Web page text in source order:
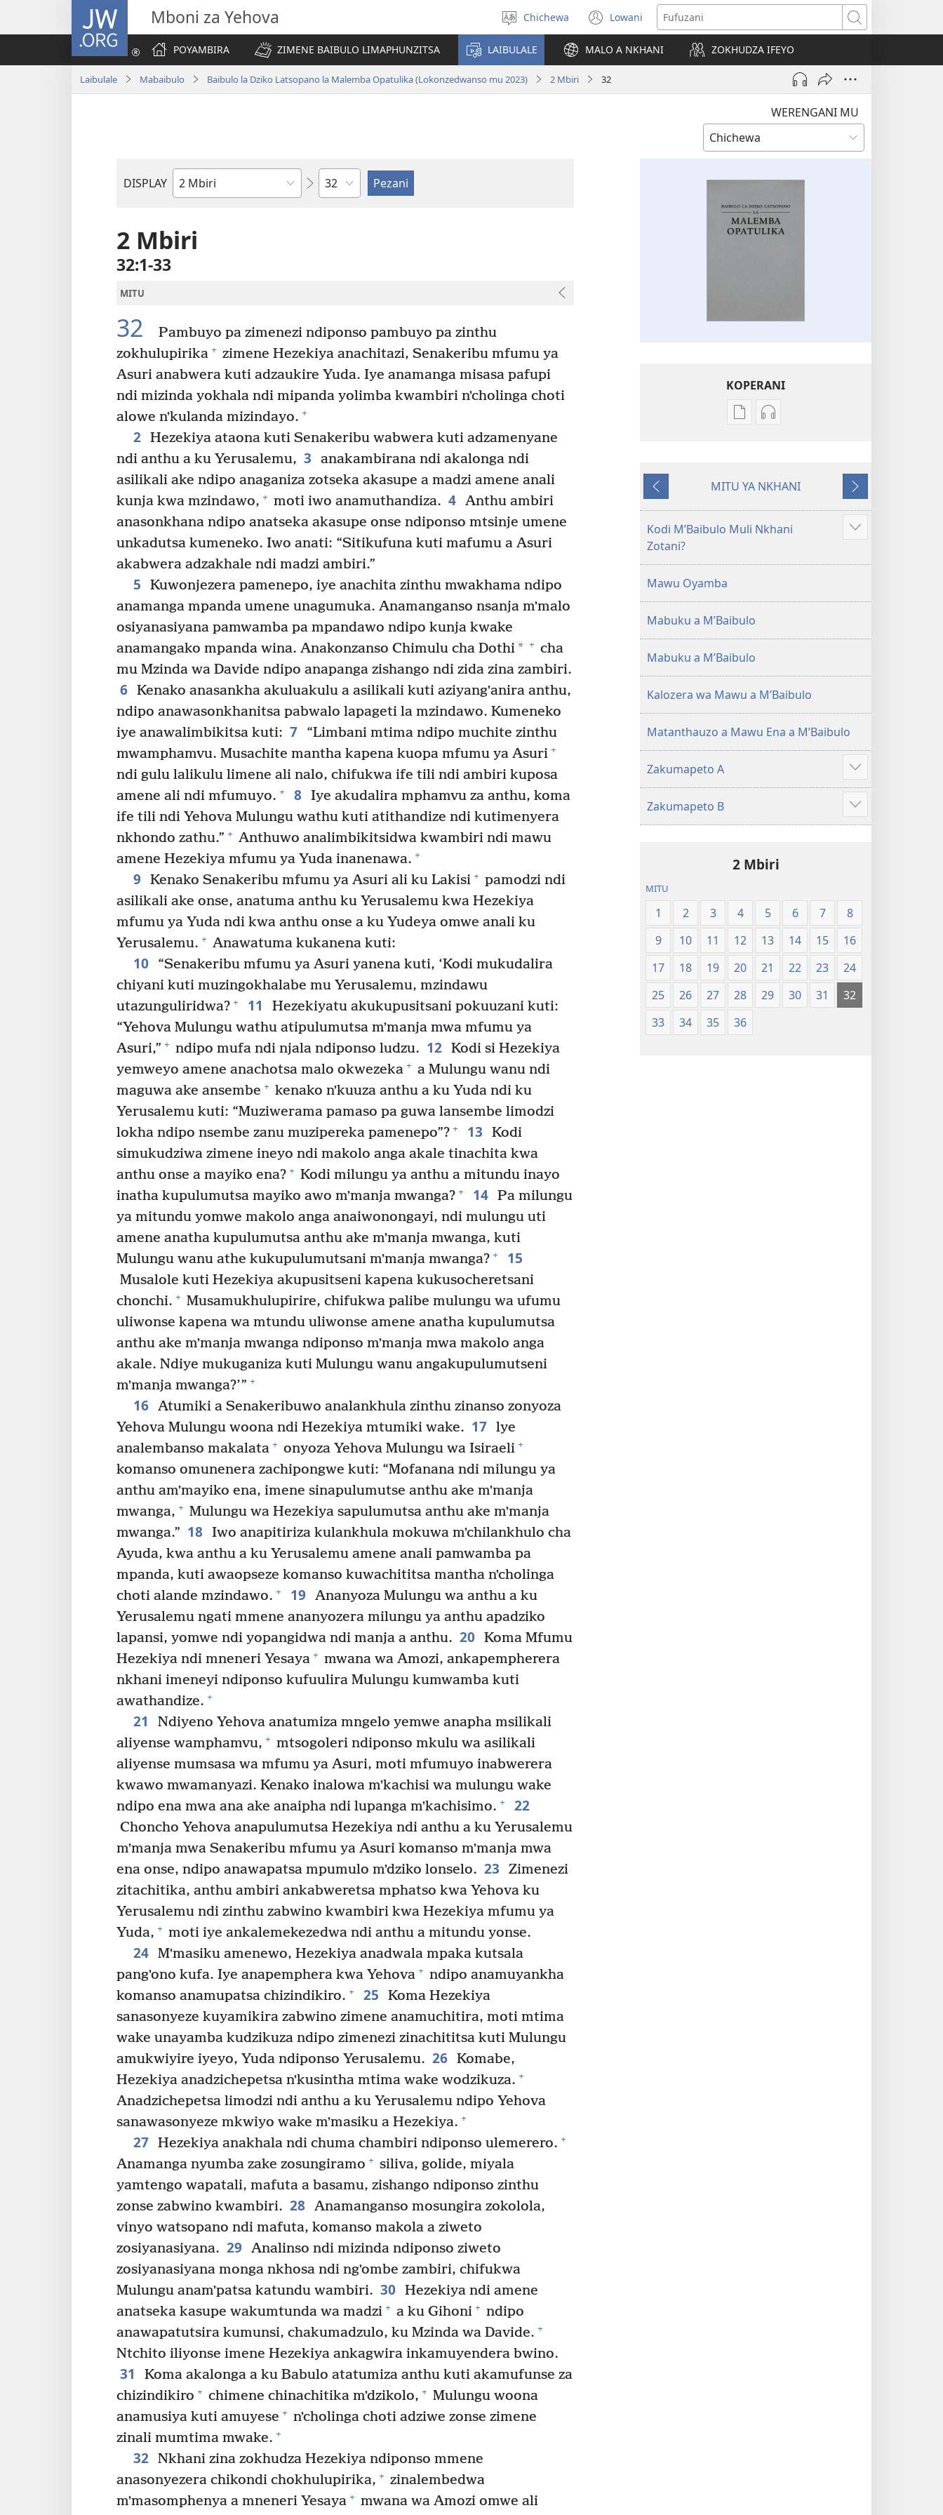
JW.ORG Mboni za Yehova
Sankhani
chinenero
Chichewa Lowani
(imatsegula
tsamba
lina)
Fufuzani
POYAMBIRA
ZIMENE BAIBULO LIMAPHUNZITSA LAIBULALE MALO A NKHANI ZOKHUDZA IFEYO
Laibulale Mabaibulo Baibulo la Dziko Latsopano la Malemba Opatulika (Lokonzedwanso mu 2023) 2 Mbiri 32
WERENGANI MU
DISPLAY
Buku
M'Baibulo
Chaputala
2 Mbiri
32:1-33
MITU
32
Pambuyo pa zimenezi ndiponso pambuyo pa zinthu
zokhulupirika + zimene Hezekiya anachitazi, Senakeribu mfumu ya
Asuri anabwera kuti adzaukire Yuda. Iye anamanga misasa pafupi
ndi mizinda yokhala ndi mipanda yolimba kwambiri nʼcholinga choti
alowe nʼkulanda mizindayo. +
2 Hezekiya ataona kuti Senakeribu wabwera kuti adzamenyane
ndi anthu a ku Yerusalemu, 3
anakambirana ndi akalonga ndi
asilikali ake ndipo anaganiza zotseka akasupe a madzi amene anali
kunja kwa mzindawo, + moti iwo anamuthandiza. 4 Anthu ambiri
anasonkhana ndipo anatseka akasupe onse ndiponso mtsinje umene
unkadutsa kumeneko. Iwo anati: “Sitikufuna kuti mafumu a Asuri
akabwera adzakhale ndi madzi ambiri.”
5
Kuwonjezera pamenepo, iye anachita zinthu mwakhama ndipo
anamanga mpanda umene unagumuka. Anamanganso nsanja mʼmalo
osiyanasiyana pamwamba pa mpandawo ndipo kunja kwake
anamangako mpanda wina. Anakonzanso Chimulu cha Dothi* + cha
mu Mzinda wa Davide ndipo anapanga zishango ndi zida zina zambiri.
6 Kenako anasankha akuluakulu a asilikali kuti aziyangʼanira anthu,
ndipo anawasonkhanitsa pabwalo lapageti la mzindawo. Kumeneko
iye anawalimbikitsa kuti: 7
“Limbani mtima ndipo muchite zinthu
mwamphamvu. Musachite mantha kapena kuopa mfumu ya Asuri +
ndi gulu lalikulu limene ali nalo, chifukwa ife tili ndi ambiri kuposa
amene ali ndi mfumuyo. + 8 Iye akudalira mphamvu za anthu, koma
ife tili ndi Yehova Mulungu wathu kuti atithandize ndi kutimenyera
nkhondo zathu.” + Anthuwo analimbikitsidwa kwambiri ndi mawu
amene Hezekiya mfumu ya Yuda inanenawa. +
9 Kenako Senakeribu mfumu ya Asuri ali ku Lakisi + pamodzi ndi
asilikali ake onse, anatuma anthu ku Yerusalemu kwa Hezekiya
mfumu ya Yuda ndi kwa anthu onse a ku Yudeya omwe anali ku
Yerusalemu. + Anawatuma kukanena kuti:
10
“Senakeribu mfumu ya Asuri yanena kuti, ‘Kodi mukudalira
chiyani kuti muzingokhalabe mu Yerusalemu, mzindawu
utazunguliridwa? + 11
Hezekiyatu akukupusitsani pokuuzani kuti:
“Yehova Mulungu wathu atipulumutsa mʼmanja mwa mfumu ya
Asuri,” + ndipo mufa ndi njala ndiponso ludzu. 12 Kodi si Hezekiya
yemweyo amene anachotsa malo okwezeka + a Mulungu wanu ndi
maguwa ake ansembe + kenako nʼkuuza anthu a ku Yuda ndi ku
Yerusalemu kuti: “Muziwerama pamaso pa guwa lansembe limodzi
lokha ndipo nsembe zanu muzipereka pamenepo”? + 13
Kodi
simukudziwa zimene ineyo ndi makolo anga akale tinachita kwa
anthu onse a mayiko ena? + Kodi milungu ya anthu a mitundu inayo
inatha kupulumutsa mayiko awo mʼmanja mwanga? + 14 Pa milungu
ya mitundu yomwe makolo anga anaiwonongayi, ndi mulungu uti
amene anatha kupulumutsa anthu ake mʼmanja mwanga, kuti
Mulungu wanu athe kukupulumutsani mʼmanja mwanga? + 15
Musalole kuti Hezekiya akupusitseni kapena kukusocheretsani
chonchi. + Musamukhulupirire, chifukwa palibe mulungu wa ufumu
uliwonse kapena wa mtundu uliwonse amene anatha kupulumutsa
anthu ake mʼmanja mwanga ndiponso mʼmanja mwa makolo anga
akale. Ndiye mukuganiza kuti Mulungu wanu angakupulumutseni
mʼmanja mwanga?’” +
16 Atumiki a Senakeribuwo analankhula zinthu zinanso zonyoza
Yehova Mulungu woona ndi Hezekiya mtumiki wake. 17 lye
analembanso makalata + onyoza Yehova Mulungu wa Isiraeli +
komanso omunenera zachipongwe kuti: “Mofanana ndi milungu ya
anthu amʼmayiko ena, imene sinapulumutse anthu ake mʼmanja
mwanga, + Mulungu wa Hezekiya sapulumutsa anthu ake mʼmanja
mwanga.” 18 Iwo anapitiriza kulankhula mokuwa mʼchilankhulo cha
Ayuda, kwa anthu a ku Yerusalemu amene anali pamwamba pa
mpanda, kuti awaopseze komanso kuwachititsa mantha nʼcholinga
choti alande mzindawo. + 19 Ananyoza Mulungu wa anthu a ku
Yerusalemu ngati mmene ananyozera milungu ya anthu apadziko
lapansi, yomwe ndi yopangidwa ndi manja a anthu. 20 Koma Mfumu
Hezekiya ndi mneneri Yesaya + mwana wa Amozi, ankapempherera
nkhani imeneyi ndiponso kufuulira Mulungu kumwamba kuti
awathandize. +
21
Ndiyeno Yehova anatumiza mngelo yemwe anapha msilikali
aliyense wamphamvu, + mtsogoleri ndiponso mkulu wa asilikali
aliyense mumsasa wa mfumu ya Asuri, moti mfumuyo inabwerera
kwawo mwamanyazi. Kenako inalowa mʼkachisi wa mulungu wake
ndipo ena mwa ana ake anaipha ndi lupanga mʼkachisimo. + 22
Choncho Yehova anapulumutsa Hezekiya ndi anthu a ku Yerusalemu
mʼmanja mwa Senakeribu mfumu ya Asuri komanso mʼmanja mwa
ena onse, ndipo anawapatsa mpumulo mʼdziko lonselo. 23
Zimenezi
zitachitika, anthu ambiri ankabweretsa mphatso kwa Yehova ku
Yerusalemu ndi zinthu zabwino kwambiri kwa Hezekiya mfumu ya
Yuda, + moti iye ankalemekezedwa ndi anthu a mitundu yonse.
24 Mʼmasiku amenewo, Hezekiya anadwala mpaka kutsala
pangʼono kufa. Iye anapemphera kwa Yehova + ndipo anamuyankha
komanso anamupatsa chizindikiro. + 25
Koma Hezekiya
sanasonyeze kuyamikira zabwino zimene anamuchitira, moti mtima
wake unayamba kudzikuza ndipo zimenezi zinachititsa kuti Mulungu
amukwiyire iyeyo, Yuda ndiponso Yerusalemu. 26 Komabe,
Hezekiya anadzichepetsa nʼkusintha mtima wake wodzikuza. +
Anadzichepetsa limodzi ndi anthu a ku Yerusalemu ndipo Yehova
sanawasonyeze mkwiyo wake mʼmasiku a Hezekiya. +
27 Hezekiya anakhala ndi chuma chambiri ndiponso ulemerero. +
Anamanga nyumba zake zosungiramo + siliva, golide, miyala
yamtengo wapatali, mafuta a basamu, zishango ndiponso zinthu
zonse zabwino kwambiri. 28 Anamanganso mosungira zokolola,
vinyo watsopano ndi mafuta, komanso makola a ziweto
zosiyanasiyana. 29 Analinso ndi mizinda ndiponso ziweto
zosiyanasiyana monga nkhosa ndi ngʼombe zambiri, chifukwa
Mulungu anamʼpatsa katundu wambiri. 30 Hezekiya ndi amene
anatseka kasupe wakumtunda wa madzi + a ku Gihoni + ndipo
anawapatutsira kumunsi, chakumadzulo, ku Mzinda wa Davide. +
Ntchito iliyonse imene Hezekiya ankagwira inkamuyendera bwino.
31
Koma akalonga a ku Babulo atatumiza anthu kuti akamufunse za
chizindikiro + chimene chinachitika mʼdzikolo, + Mulungu woona
anamusiya kuti amuyese + nʼcholinga choti adziwe zonse zimene
zinali mumtima mwake. +
32 Nkhani zina zokhudza Hezekiya ndiponso mmene
anasonyezera chikondi chokhulupirika, + zinalembedwa
mʼmasomphenya a mneneri Yesaya + mwana wa Amozi omwe ali
KOPERANI
Pangani
Zinthu
Baibulo
la
Malemba
Opatulika
(Lokonzedwanso
mu
2023)
Koperani
la
Latsopano
la
mu
Yam'mbuyo
MITU YA NKHANI
Yotsatira
Kodi MʼBaibulo Muli Nkhani
Zotani?
Onani
Mawu Oyamba
Mabuku a MʼBaibulo
Mabuku a MʼBaibulo
Kalozera wa Mawu a MʼBaibulo
Matanthauzo a Mawu Ena a MʼBaibulo
Zakumapeto A
Onani
Zowonjezera
Zakumapeto B
Onani
Zowonjezera
2 Mbiri
MITU
1 2 3 4 5 6 7
8
9
10 11 12 13 14 15
16
17
18 19 20 21 22 23
24
25
26 27 28 29 30 31
32
33
34 35 36